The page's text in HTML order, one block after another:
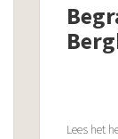
Lees het